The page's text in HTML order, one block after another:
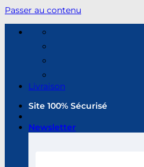
Passer au contenu
Livraison
Site 100% Sécurisé
Newsletter